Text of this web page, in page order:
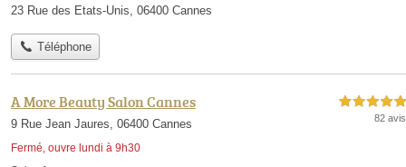
23 Rue des Etats-Unis, 06400 Cannes
Téléphone
A More Beauty Salon Cannes
9 Rue Jean Jaures, 06400 Cannes
Fermé, ouvre lundi à 9h30
5,0 étoiles sur 5
82 avis